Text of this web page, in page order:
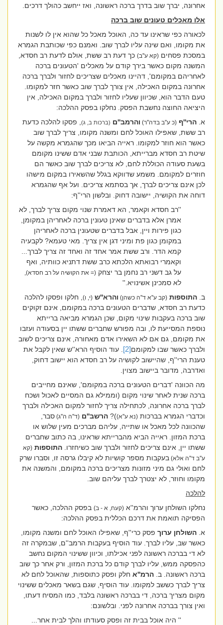
אחרונה, יברך שוב בדרך ברכה ראשונה, ואז ייחשב כהולך דרכים.
אלו מאכלים טעונים שוב ברכה
לכאורה כפי שראינו עד כה, האוכל מאכל כל שהוא אין לו לשנות
את מקומו, ואם שינה עליו לברך שוב. ואמנם כפי שכותבת הגמרא
במסכת פסחים(קא ע''ב)כך דעת רב ששת, אולם לדעת רב חסדא,
המשנה מקום כאשר בירך קודם על מאכלים 'הטעונים ברכה
לאחריהם במקומם', דהיינו מאכלים שצריכים לחזור ולברך ברכה
אחרונה במקום האכילה, אין צורך לברך שוב כאשר חזר למקומו.
טעם הדבר הוא, שכיוון שעליו לחזור ולברך במקום האכילה, אין
היציאה החוצה נחשבת הפסק. נחלקו בפסק ההלכה:
א.הרי''ף(כ ע''ב בדה''ר) והרמב''ם(ברכות ב, ג) , פסקו להלכה כדעת
רב ששת, שאפילו האוכל לחם ומשנה מקומו, צריך לברך שוב
כאשר הוא חוזר למקומו. ראייה הביאו מכך שהגמרא מקשה על
שיטת רב חסדא מברייתא, הכותבת שבני אדם ששינו מקומם
בשעת סעודה הכוללת לחם, לא צריכים לברך שוב כאשר הם
חוזרים למקומם. משמע שדווקא בגלל שהשאירו במקום מישהו
לכן אינם צריכים לברך, אך בסתמא צריכים. ועל אף שהגמרא
דוחה את הקושיה, יישובה דחוק. ובלשון הרי''ף:
''רב חסדא וקאמר, הא דאמרת שנוי מקום צריך לברך, לא
אמרן אלא בדברים שאינן טעונין ברכה לאחריהן במקומן,
כגון פירות ויין, אבל בדברים שטעונין ברכה לאחריהן
במקומן כגון פת ומיני דגן אין צריך. מאי טעמא? לקבעיה
קמא הדר. ורב ששת אמר אחד זה ואחד זה צריך לברך...
וקאמרי רבואתא הלכתא כרב ששת דתניא כוותיה, ואף
על גב דשני רב נחמן בר יצחק(= את הקושיה על רב חסדא),
לא סמכינן אשינויא.''
ב.התוספות(קב ע''א ד''ה כשהן) והרא''ש(י, ו), חלקו ופסקו להלכה
כדעת רב חסדא, שדברים הטעונים ברכה במקומם, אינם זקוקים
שוב ברכה בעקבות שינוי מקום, שכן הגמרא מביאה ברייתא
נוספת המסייעת לו, ובה מפורש שחברים ששתו יין בסעודה ועזבו
את מקומם, גם אם לא השאירו אדם מאחורה, אינם צריכים לשוב
ולברך כאשר שבו למקומם[2]. עוד הוסיף הרא''ש שאין לקבל את
טענת הרי''ף, שהיישוב לקושיה על רב חסדא הוא יישוב דחוק,
ואדרבה, מדובר ביישוב מצוין.
מה הכוונה 'דברים הטעונים ברכה במקומם', שאינם מחייבים
ברכה שנית לאחר שינוי מקום (וממילא גם המסיים לאכול ושכח
לברך ברכה אחרונה, לכתחילה צריך לחזור למקום האכילה ולברך
וכדברי הגמרא בברכות(נא ע''א))?הרשב''ם (ד''ה ה''ג)סבר,
שהכוונה לכל מאכל או שתייה, עליהם מברכים מעין שלוש או
ברכת המזון. ראייה הביא מהברייתא שראינו, בה כתוב שחברים
ששתו יין, אינם צריכים לחזור ולברך שוב כשיחזרו.התוספות (קא
ע''ב ד''ה אלא)בעקבות מספר קושיות לא קיבלו גרסה זו, וסברו שרק
לחם ואולי גם מיני מזונות מצריכים ברכה במקומם, והמשנה את
מקומו וחוזר, לא יצטרך לברך עליהם שוב.
להלכה
נחלקו השולחן ערוך והרמ''א (קעח, א - ב)בפסק ההלכה, כאשר
הפסיקה תואמת את דרכם הכללית בפסק ההלכה:
השולחן ערוךפסק כרי''ף, שאפילו האוכל לחם ומשנה מקומו,
כאשר שב, עליו לברך. עוד הוסיף בעקבות הרמב''ם, שבמקרה זה
לא די בברכה ראשונה לפני אכילתו, וכיוון ששינוי המקום נחשב
כהפסקה ממש, עליו לברך קודם כל ברכת המזון, ורק אחר כך שוב
ברכה ראשונה. ב.הרמ''אחלק ופסק כתוספות, שהאוכל לחם לא
צריך לברך כששב למקומו. עוד הוסיף, שגם בשאר מאכלים ששינוי
מקום מצריך ברכה, די בברכה ראשונה בלבד, כמו המסיח דעתו,
ואין צורך בברכה אחרונה לפני. ובלשונם:
היה אוכל בבית זה ופסק סעודתו והלך לבית אחר...